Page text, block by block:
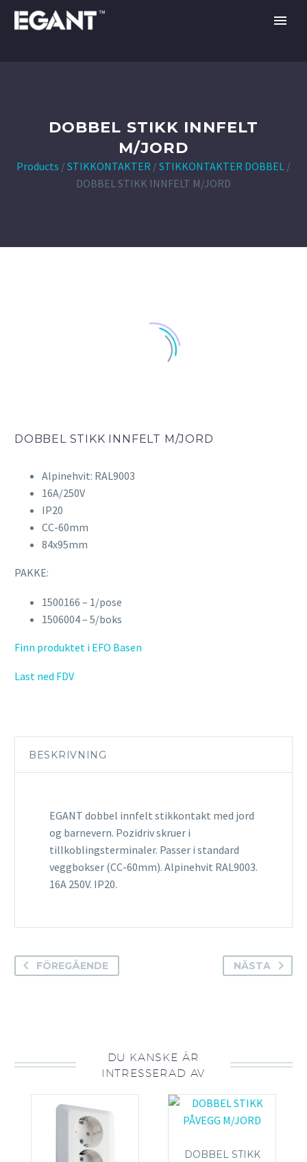
DOBBEL STIKK INNFELT
M/JORD
Products / STIKKONTAKTER / STIKKONTAKTER DOBBEL /
DOBBEL STIKK INNFELT M/JORD
DOBBEL STIKK INNFELT M/JORD
Alpinehvit: RAL9003
16A/250V
IP20
CC-60mm
84x95mm
PAKKE:
1500166 – 1/pose
1506004 – 5/boks
Finn produktet i EFO Basen
Last ned FDV
BESKRIVNING
EGANT dobbel innfelt stikkontakt med jord
og barnevern. Pozidriv skruer i
tillkoblingsterminaler. Passer i standard
veggbokser (CC-60mm). Alpinehvit RAL9003.
16A 250V. IP20.
FÖREGÅENDE NÄSTA
DU KANSKE ÄR
INTRESSERAD AV
DOBBEL STIKK